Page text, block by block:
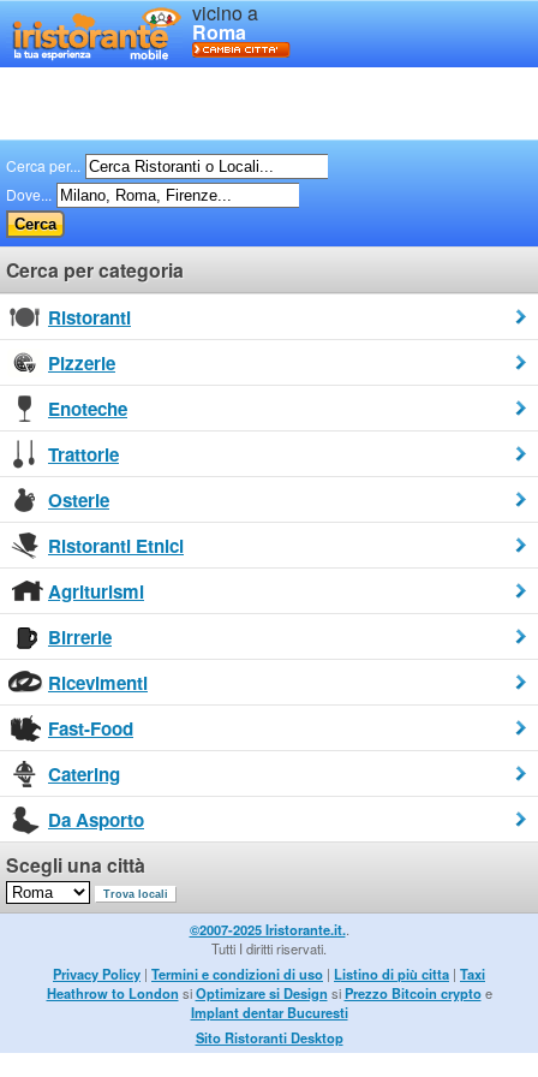
vicino a
Roma
Cerca per...
Dove...
Cerca per categoria
Ristoranti
Pizzerie
Enoteche
Trattorie
Osterie
Ristoranti Etnici
Agriturismi
Birrerie
Ricevimenti
Fast-Food
Catering
Da Asporto
Scegli una città
©2007-2025 Iristorante.it..
Tutti I diritti riservati.
Privacy Policy | Termini e condizioni di uso | Listino di più citta | Taxi
Heathrow to London siOptimizare si Design siPrezzo Bitcoin cryptoe
Implant dentar Bucuresti
Sito Ristoranti Desktop